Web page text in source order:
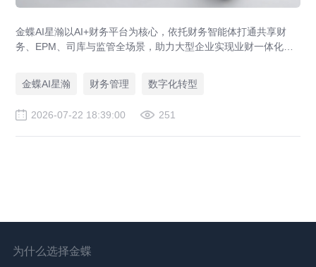
金蝶AI星瀚以AI+财务平台为核心，依托财务智能体打通共享财
务、EPM、司库与监管全场景，助力大型企业实现业财一体化与
局、华为、通威等领先企业的共同选择。
金蝶AI星瀚 财务管理 数字化转型
2026-07-22 18:39:00 251
为什么选择金蝶